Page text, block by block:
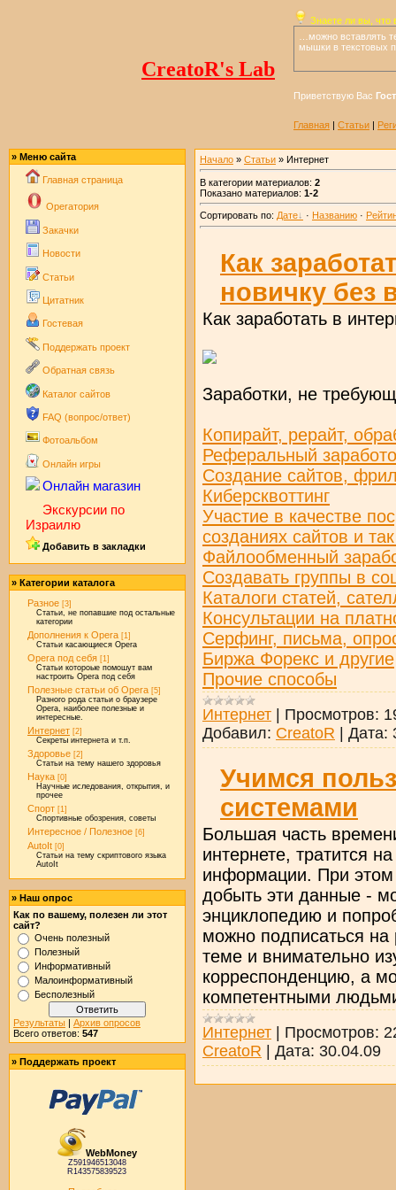
CreatoR's Lab
Знаете ли вы, что
…можно вставлять
мышки в текстовых
Приветствую Вас
Главная | Статьи |
» Меню сайта
Главная страница
Operaтория
Закачки
Новости
Статьи
Цитатник
Гостевая
Поддержать проект
Обратная связь
Каталог сайтов
FAQ (вопрос/ответ)
Фотоальбом
Онлайн игры
Онлайн магазин
Экскурсии по
Израилю
Добавить в закладки
» Категории каталога
Разное [3]
Статьи, не попавшие под остальные
категории
Дополнения к Opera [1]
Статьи касающиеся Opera
Opera под себя [1]
Статьи котороые помошут вам
настроить Opera под себя
Полезные статьи об Opera [5]
Разного рода статьи о браузере
Opera, наиболее полезные и
интересные.
Интернет [2]
Секреты интернета и т.п.
Здоровье [2]
Статьи на тему нашего здоровья
Наука [0]
Научные иследования, открытия, и
прочее
Спорт [1]
Спортивные обозрения, советы
Интересное / Полезное [6]
AutoIt [0]
Статьи на тему скриптового языка
AutoIt
» Наш опрос
Как по вашему, полезен ли этот
сайт?
Очень полезный
Полезный
Информативный
Малоинформативный
Бесполезный
Результаты| Архив опросов
Всего ответов: 547
» Поддержать проект
WebMoney
Z591946513048
R143575839523
Начало» Статьи» Интернет
В категории материалов: 2
Показано материалов: 1-2
Сортировать по: Дате · Названию·
Как
новичку без
Как заработать в
Заработки, не
Копирайт, рерайт,
Реферальный
Создание сайтов,
Киберсквоттинг
Участие в качестве
созданиях сайтов и
Файлообменный
Создавать группы в
Каталоги статей,
Консультации на
Серфинг, письма,
Биржа Форекс и другие
Прочие способы
Интернет| Просмотров:
Добавил: CreatoR | Дата:
Учимся
системами
Большая часть
интернете, тратится
информации. При этом
добыть эти данные -
энциклопедию и
можно подписаться
теме и внимательно
корреспонденцию, а
компетентными
Интернет| Просмотров:
CreatoR | Дата: 30.04.09